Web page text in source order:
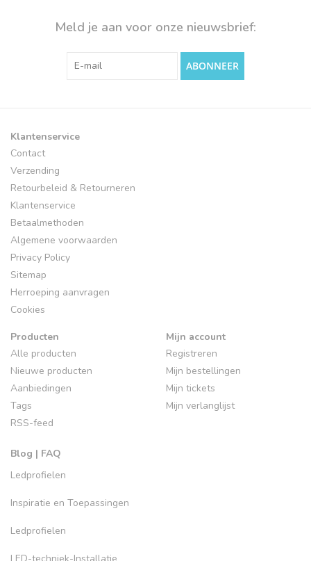
Meld je aan voor onze nieuwsbrief:
ABONNEER
Klantenservice
Contact
Verzending
Retourbeleid & Retourneren
Klantenservice
Betaalmethoden
Algemene voorwaarden
Privacy Policy
Sitemap
Herroeping aanvragen
Cookies
Producten
Alle producten
Nieuwe producten
Aanbiedingen
Tags
RSS-feed
Blog | FAQ
Ledprofielen
Inspiratie en Toepassingen
Ledprofielen
Mijn account
Registreren
Mijn bestellingen
Mijn tickets
Mijn verlanglijst